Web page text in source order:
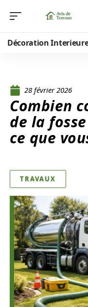
Décoration
28 février 2026
Combien
de la
ce que
TRAVAUX